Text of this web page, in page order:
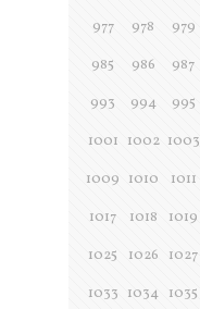
977
978 979
985
986 987
993
994 995
1001 1002 1003
1009 1010 1011
1017
1018 1019
1025
1026 1027
1033 1034 1035